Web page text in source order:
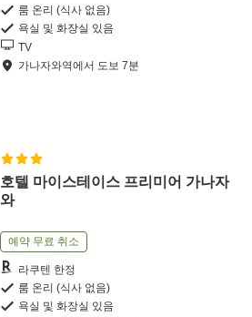
룸 온리 (식사 없음)
욕실 및 화장실 있음
TV
가나자와역에서 도보 7분
호텔 마이스테이스 프리미어 가나자
와
예약 무료 취소
라쿠텐 한정
룸 온리 (식사 없음)
욕실 및 화장실 있음